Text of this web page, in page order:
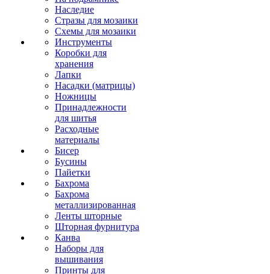
Наследие
Стразы для мозаики
Схемы для мозаики
Инструменты
Коробки для
хранения
Лапки
Насадки (матрицы)
Ножницы
Принадлежности
для шитья
Расходные
материалы
Бисер
Бусины
Пайетки
Бахрома
Бахрома
металлизированная
Ленты шторные
Шторная фурнитура
Канва
Наборы для
вышивания
Принты для